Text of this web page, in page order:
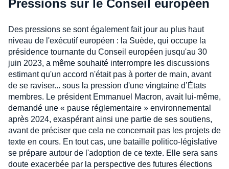
Pressions sur le Conseil européen
Des pressions se sont également fait jour au plus haut
niveau de l'exécutif européen : la Suède, qui occupe la
présidence tournante du Conseil européen jusqu'au 30
juin 2023, a même souhaité interrompre les discussions
estimant qu'un accord n'était pas à porter de main, avant
de se raviser... sous la pression d'une vingtaine d’États
membres. Le président Emmanuel Macron, avait lui-même,
demandé une « pause réglementaire » environnemental
après 2024, exaspérant ainsi une partie de ses soutiens,
avant de préciser que cela ne concernait pas les projets de
texte en cours. En tout cas, une bataille politico-législative
se prépare autour de l'adoption de ce texte. Elle sera sans
doute exacerbée par la perspective des futures élections